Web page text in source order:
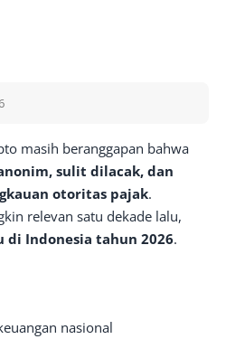
masih beranggapan bahwa
sulit dilacak, dan
otoritas pajak.
relevan satu dekade lalu,
di Indonesia tahun 2026.
nasional